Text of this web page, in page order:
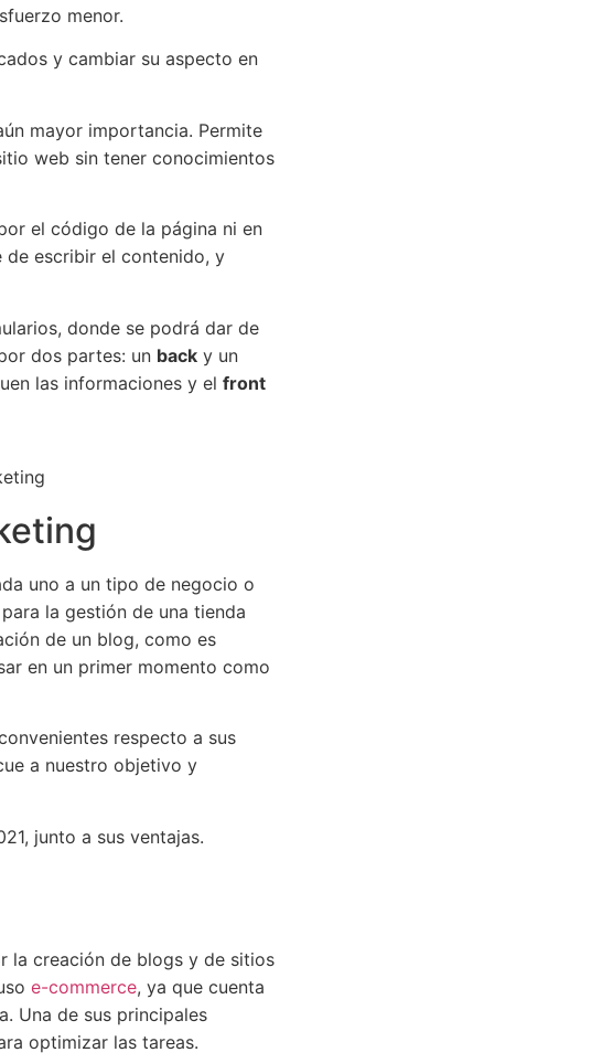
menor.
y cambiar su aspecto en
mayor importancia. Permite
web sin tener conocimientos
el código de la página ni en
de escribir el contenido, y
donde se podrá dar de
dos partes: un back y un
las informaciones y el front
uno a un tipo de negocio o
la gestión de una tienda
de un blog, como es
en un primer momento como
respecto a sus
a nuestro objetivo y
junto a sus ventajas.
la creación de blogs y de sitios
e-commerce, ya que cuenta
Una de sus principales
optimizar las tareas.